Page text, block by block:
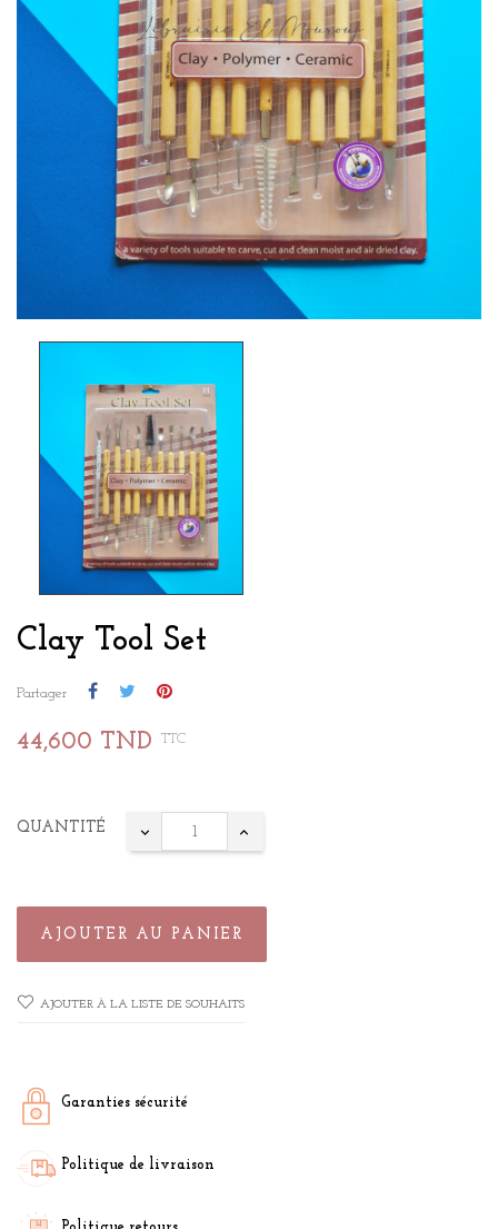
Clay Tool Set
Partager
44,600 TND TTC
QUANTITÉ
AJOUTER AU PANIER
AJOUTER À LA LISTE DE SOUHAITS
Garanties sécurité
Politique de livraison